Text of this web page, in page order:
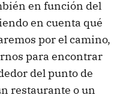
en función del
en cuenta qué
por el camino,
para encontrar
del punto de
restaurante o un